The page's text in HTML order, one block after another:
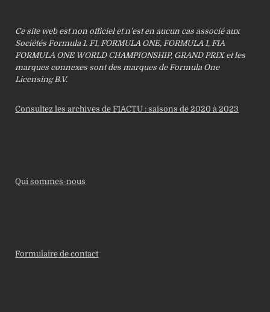
Ce site web est non officiel et n’est en aucun cas associé aux
Sociétés Formula 1. F1, FORMULA ONE, FORMULA 1, FIA
FORMULA ONE WORLD CHAMPIONSHIP, GRAND PRIX et les
marques connexes sont des marques de Formula One
Licensing B.V.
Consultez les archives de F1ACTU : saisons de 2020 à 2023
Qui sommes-nous
Formulaire de contact